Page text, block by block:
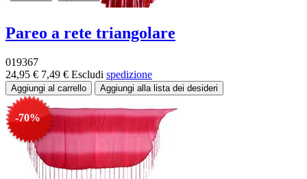
Pareo a rete triangolare
019367
24,95 € 7,49 € Escludi spedizione
-70%